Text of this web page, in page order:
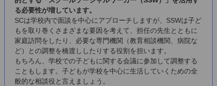
る必要性が増しています。
SCは学校内で面談を中心にアプローチしますが、SSWは子ど
もを取り巻くさまざまな要因を考えて、担任の先生とともに
家庭訪問をしたり、必要な専門機関（教育相談機関、病院な
ど）との調整を橋渡ししたりする役割を担います。
もちろん、学校での子どもに関する会議に参加して調整する
こともします。子どもが学校を中心に生活していくための全
般的な相談役と言えましょう。